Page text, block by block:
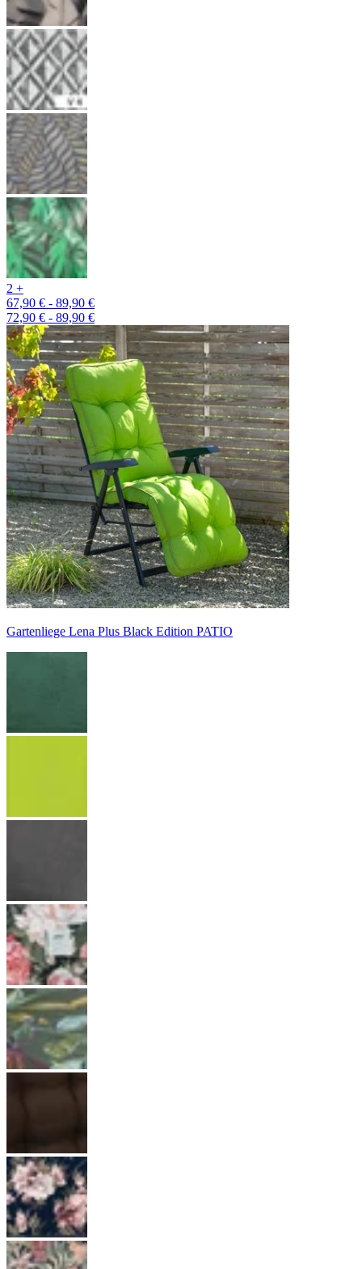
2 +
67,90 € - 89,90 €
72,90 € - 89,90 €
Gartenliege Lena Plus Black Edition PATIO